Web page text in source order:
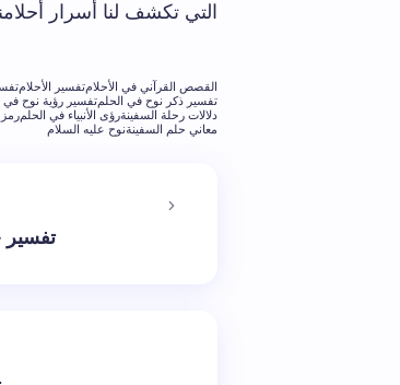
التي تكشف لنا أسرار
القصص القرآني في الأحلامتفسير الأحلام
تفسير ذكر نوح في الحلمتفسير رؤية نوح في
دلالات رحلة السفينةرؤى الأنبياء في الحلمرمز
معاني حلم السفينةنوح عليه السلام
تفسير